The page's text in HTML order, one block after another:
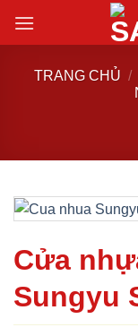
đến
TRANG CHỦ /
Cửa
Sungyu